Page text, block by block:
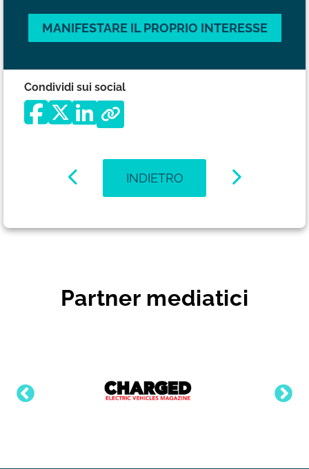
MANIFESTARE IL PROPRIO INTERESSE
Condividi sui social
INDIETRO
Partner mediatici